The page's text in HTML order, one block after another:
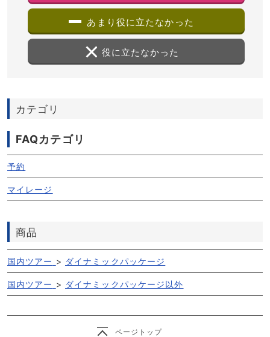
あまり役に立たなかった
役に立たなかった
カテゴリ
FAQカテゴリ
予約
マイレージ
商品
国内ツアー > ダイナミックパッケージ
国内ツアー > ダイナミックパッケージ以外
ページトップ